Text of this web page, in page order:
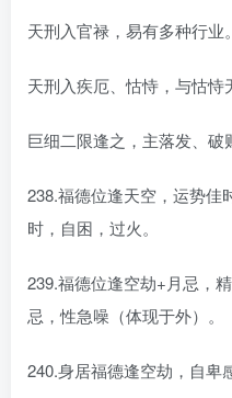
天刑入官禄，易有多种行业。
天刑入疾厄、怙恃，与怙恃
巨细二限逢之，主落发、破
238.福德位逢天空，运势佳
时，自困，过火。
239.福德位逢空劫+月忌，
忌，性急噪（体现于外）。
240.身居福德逢空劫，自卑